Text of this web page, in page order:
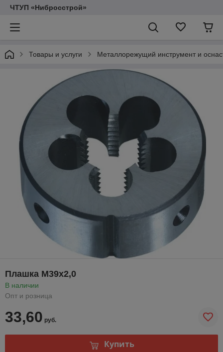
ЧТУП «Нибросстрой»
Товары и услуги Металлорежущий инструмент и
Плашка М39х2,0
В наличии
Опт и розница
33,60 руб.
Купить